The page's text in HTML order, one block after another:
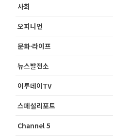
사회
오피니언
문화·라이프
뉴스발전소
이투데이TV
스페셜리포트
Channel 5